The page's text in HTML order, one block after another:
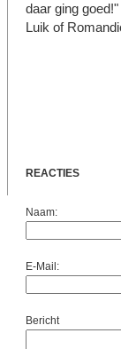
daar ging
Luik of
REACTIES
Naam:
E-Mail:
Bericht